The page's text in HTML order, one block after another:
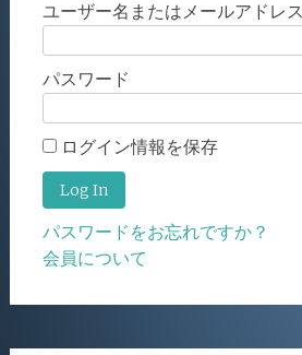
ユーザー名またはメールアドレス
パスワード
ログイン情報を保存
パスワードをお忘れですか？
会員について